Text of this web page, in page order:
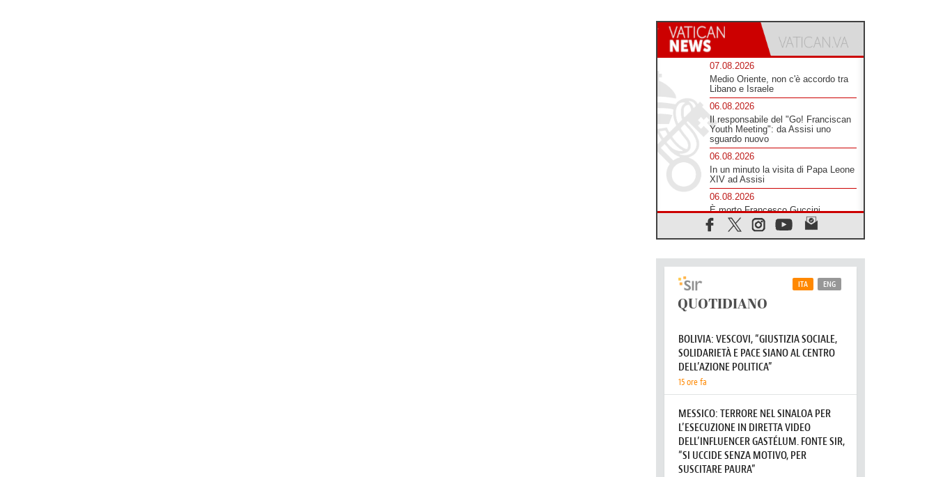
07.08.2026
Medio Oriente, non c'è accordo tra
Libano e Israele
06.08.2026
Il responsabile del "Go! Franciscan
Youth Meeting": da Assisi uno
sguardo nuovo
06.08.2026
In un minuto la visita di Papa Leone
XIV ad Assisi
06.08.2026
È morto Francesco Guccini,
Salvarani: "Ci ha interpretato come
pochissimi altri"
Un abbraccio verso il futuro, la
grande festa del Papa e dei giovani
06.08.2026
Il grazie dei giovani al Papa: "Oggi
06.08.2026
Leone XIV: la rivoluzione del
Vangelo abbatte i muri che
separano gli esseri umani
san Francesco per imparare il
Vangelo della pace
06.08.2026
Hiroshima, ad 81 anni dalla bomba
resta alto il richiamo al disarmo
mondiale